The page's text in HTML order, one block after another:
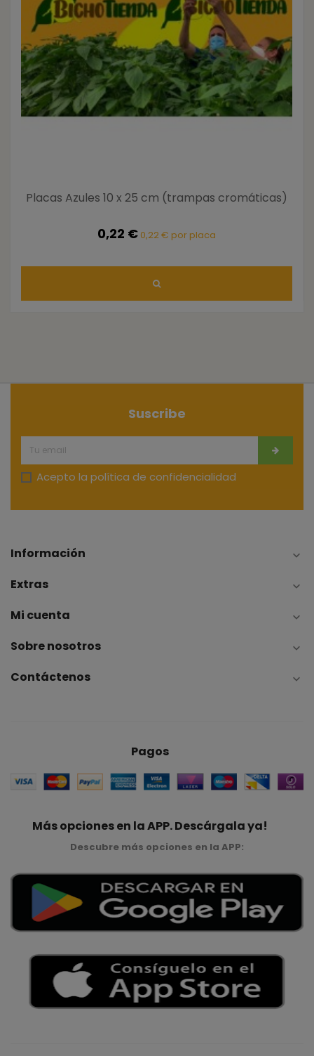
Placas Azules 10 x 25 cm (trampas cromáticas)
0,22 € 0,22 € por placa
Suscribe
Acepto la política de confidencialidad
Información 
Extras 
Mi cuenta 
Sobre nosotros 
Contáctenos 
Pagos
Más opciones en la APP. Descárgala ya!
Descubre más opciones en la APP: